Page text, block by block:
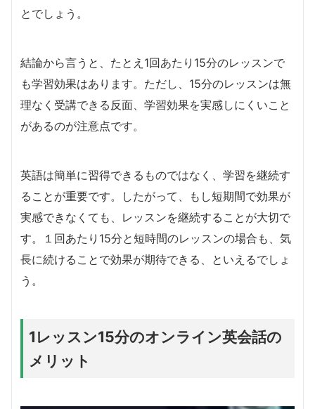
とでしょう。
結論から言うと、たとえ1回あたり15分のレッスンで
も学習効果はあります。ただし、15分のレッスンは無
理なく受講できる反面、学習効果を実感しにくいこと
があるのが注意点です。
英語は簡単に習得できるものではなく、学習を継続す
ることが重要です。したがって、もし短期間で効果が
実感できなくても、レッスンを継続することが大切で
す。１回あたり15分と短時間のレッスンの場合も、気
長に続けることで効果が期待できる、といえるでしょ
う。
1レッスン15分のオンライン英会話の
メリット